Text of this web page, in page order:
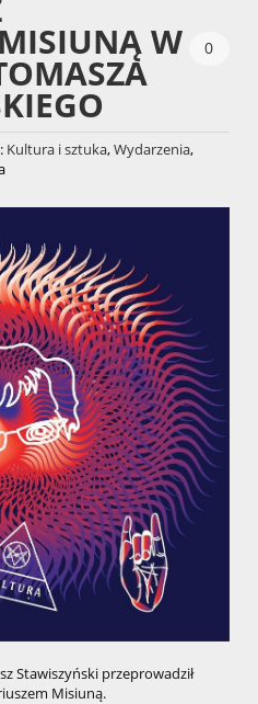
W 0
Kultura i sztuka,Wydarzenia,
Stawiszyński przeprowadził
Misiuną.